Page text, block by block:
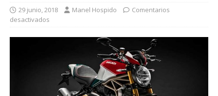
29 junio, 2018 Manel Hospido
Comentarios
desactivados